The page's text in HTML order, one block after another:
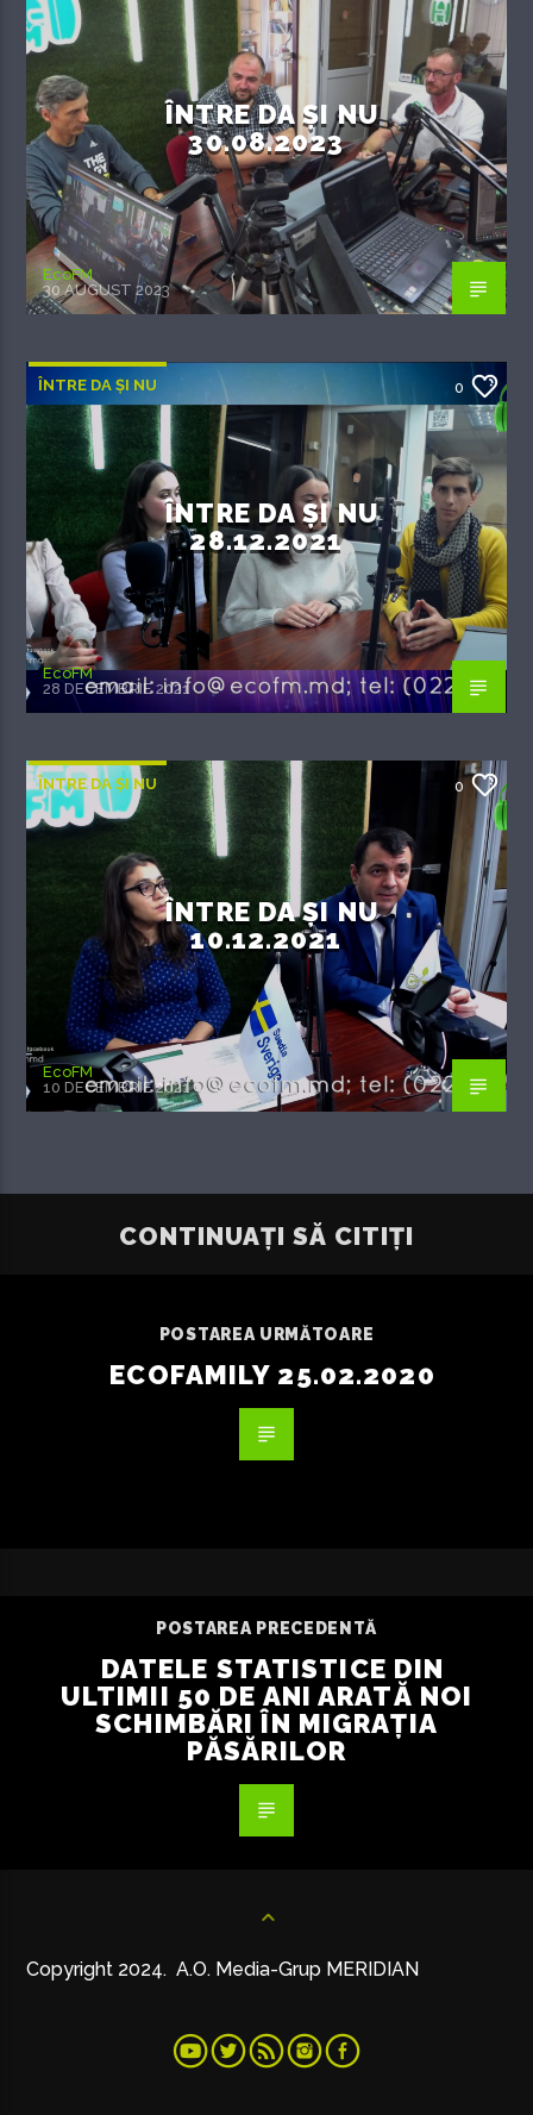
ÎNTRE DA ȘI NU
30.08.2023
EcoFM
30 AUGUST 2023
ÎNTRE DA ȘI NU 0
ÎNTRE DA ȘI NU
28.12.2021
EcoFM
28 DECEMBRIE 2021
ÎNTRE DA ȘI NU 0
ÎNTRE DA ȘI NU
10.12.2021
EcoFM
10 DECEMBRIE 2021
CONTINUAȚI SĂ CITIȚI
POSTAREA URMĂTOARE
ECOFAMILY 25.02.2020
POSTAREA PRECEDENTĂ
DATELE STATISTICE DIN
ULTIMII 50 DE ANI ARATĂ NOI
SCHIMBĂRI ÎN MIGRAȚIA
PĂSĂRILOR
Copyright 2024. A.O. Media-Grup MERIDIAN